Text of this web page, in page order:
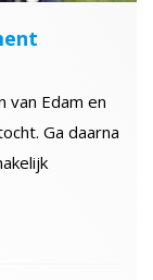
van Edam en
Ga daarna